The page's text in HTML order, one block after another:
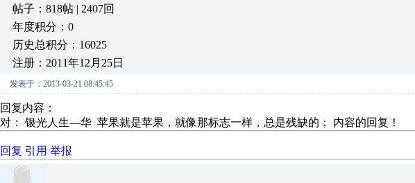
帖子：818帖 | 2407回
年度积分：0
历史总积分：16025
注册：2011年12月25日
发表于：2013-03-21 08:45:45
回复内容：
对： 银光人生—华 苹果就是苹果，就像那标志一样，总是残缺的； 内容的回复！
回复 引用 举报